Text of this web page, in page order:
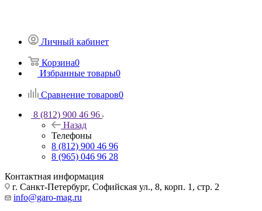
Личный кабинет
Корзина0
Избранные товары0
Сравнение товаров0
8 (812) 900 46 96
Назад
Телефоны
8 (812) 900 46 96
8 (965) 046 96 28
Контактная информация
г. Санкт-Петербург, Софийская ул., 8, корп. 1, стр. 2
info@garo-mag.ru